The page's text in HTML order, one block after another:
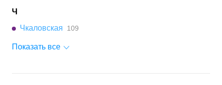
Ч
Чкаловская
109
Показать все